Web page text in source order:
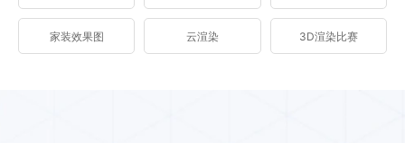
家装效果图 云渲染 3D渲染比赛